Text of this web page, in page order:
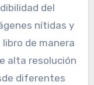
del
nítidas y
de manera
alta resolución
diferentes